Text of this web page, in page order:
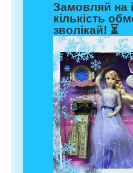
Замовляй на
кількість
зволікай! ⏳